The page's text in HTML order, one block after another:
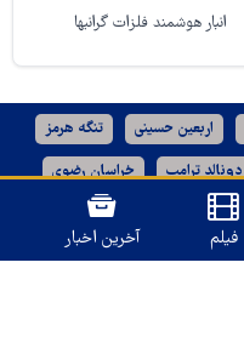
انبار هوشمند فلزات گرانبها
اربعین حسینی تنگه هرمز
دونالد ترامپ خراسان رضوی
فیلم آخرین اخبار